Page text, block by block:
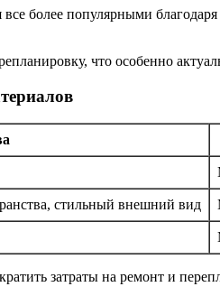
более популярными
что особенно
стильный внешний вид
затраты на ремонт и